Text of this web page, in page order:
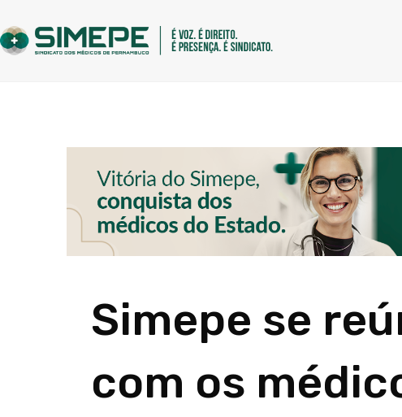
Simepe se
com os